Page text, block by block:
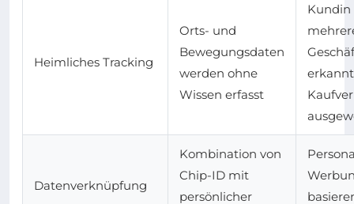
Heimliches Tracking
Orts- und
Bewegungsdaten
werden ohne
Wissen erfasst
Datenverknüpfung
Kombination von
Chip-ID mit
persönlicher